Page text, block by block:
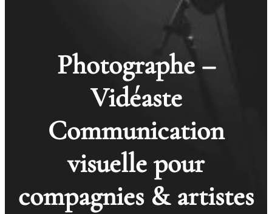
Photographe –
Vidéaste
Communication
visuelle pour
compagnies & artistes